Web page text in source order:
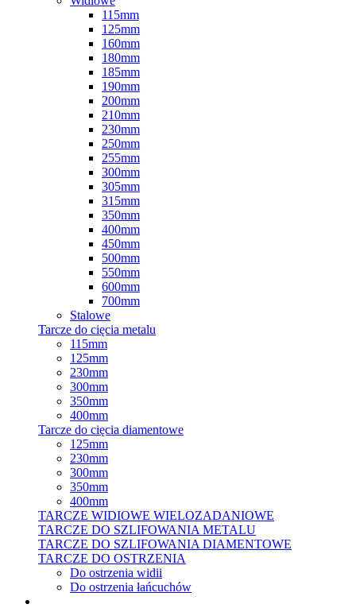
115mm
125mm
160mm
180mm
185mm
190mm
200mm
210mm
230mm
250mm
255mm
300mm
305mm
315mm
350mm
400mm
450mm
500mm
550mm
600mm
700mm
Stalowe
Tarcze do cięcia metalu
115mm
125mm
230mm
300mm
350mm
400mm
Tarcze do cięcia diamentowe
125mm
230mm
300mm
350mm
400mm
TARCZE WIDIOWE WIELOZADANIOWE
TARCZE DO SZLIFOWANIA METALU
TARCZE DO SZLIFOWANIA DIAMENTOWE
TARCZE DO OSTRZENIA
Do ostrzenia widii
Do ostrzenia łańcuchów